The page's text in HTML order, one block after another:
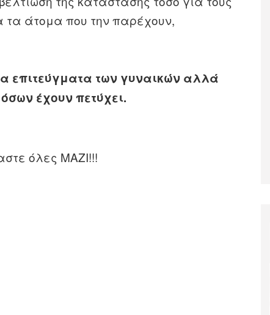
τα άτομα που την παρέχουν,
επιτεύγματα των γυναικών αλλά
έχουν πετύχει.
όλες ΜΑΖΙ!!!